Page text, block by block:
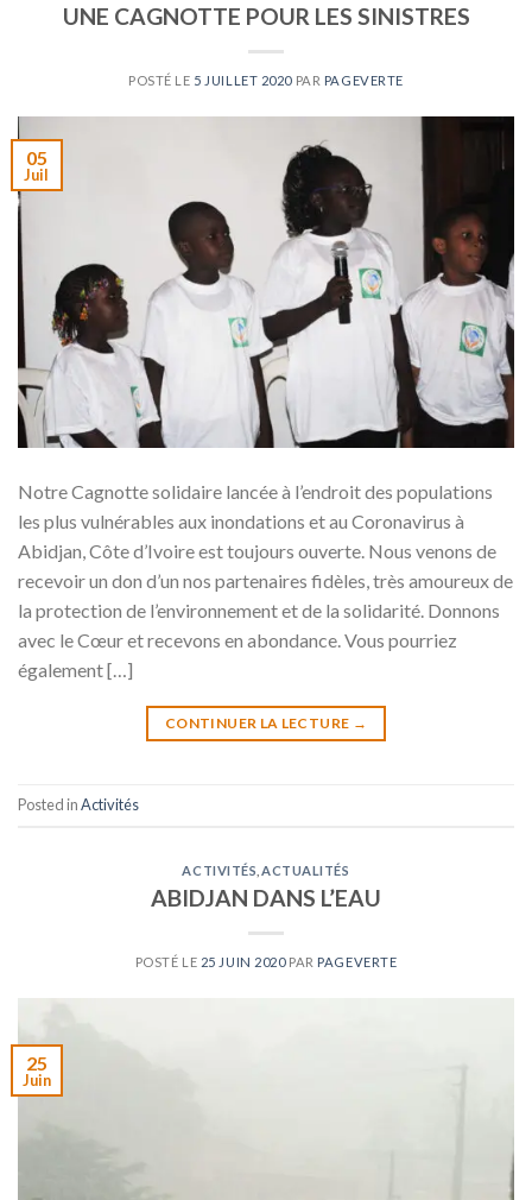
UNE CAGNOTTE POUR LES SINISTRES
POSTÉ LE 5 JUILLET 2020 PAR PAGEVERTE
05
Juil
Notre Cagnotte solidaire lancée à l’endroit des populations
les plus vulnérables aux inondations et au Coronavirus à
Abidjan, Côte d’Ivoire est toujours ouverte. Nous venons de
recevoir un don d’un nos partenaires fidèles, très amoureux de
la protection de l’environnement et de la solidarité. Donnons
avec le Cœur et recevons en abondance. Vous pourriez
également […]
CONTINUER LA LECTURE →
Posted inActivités
ACTIVITÉS ACTUALITÉS
ABIDJAN DANS L’EAU
POSTÉ LE 25 JUIN 2020PAR PAGEVERTE
25
Juin